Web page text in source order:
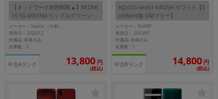
【ネットワーク利用制限▲】REDMI
15 5G A501XM リップルグリーン
【RAM4GB/ROM128GB SoftBank版
SIMフリー】
メーカー：Xiaomi （小米）
発売日： 2025/12
付属品: 本体のみ
在庫数：2
中古Aランク 13,800 円
(税込)
AQUOS wish3 A302SH ホワイト【S
oftBank版 SIMフリー】
メーカー：SHARP
発売日： 2023/07
付属品: 本体のみ
在庫数：1
中古Bランク 14,800 円
(税込)